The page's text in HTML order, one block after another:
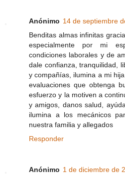
Anónimo 14 de septiembre
Benditas almas infinitas
especialmente por mi
condiciones laborales y de
dale confianza, tranquilidad,
y compañías, ilumina a mi
evaluaciones que obtenga
esfuerzo y la motiven a
y amigos, danos salud,
ilumina a los mecánicos
nuestra familia y allegados
Responder
Anónimo 1 de diciembre de